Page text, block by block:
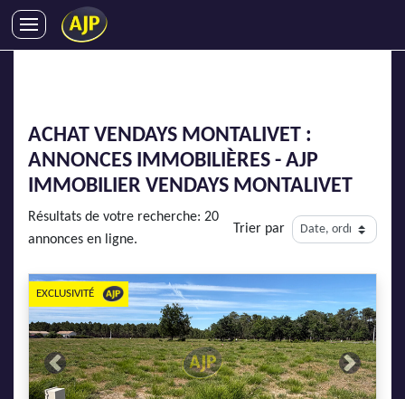
SYNDIC
IMMOBILIER NEUF
ENTREPRISES
DEVENIR FRANCHISÉ
AJP Recrute
ACHAT VENDAYS MONTALIVET :
ANNONCES IMMOBILIÈRES - AJP
IMMOBILIER VENDAYS MONTALIVET
Résultats de votre recherche: 20
annonces en ligne.
Trier par
Previous Next
EXCLUSIVITÉ